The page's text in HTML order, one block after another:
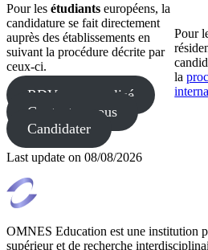
Pour les étudiants européens, la
candidature se fait directement
auprès des établissements en
suivant la procédure décrite par
ceux-ci.
RDV personnalisé
Contactez-nous
Candidater
Pour
la
Last update on 08/08/2026
OMNES Education est une institution
supérieur et de recherche